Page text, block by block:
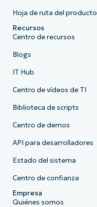
Hoja de ruta del producto
Recursos
Centro de recursos
Blogs
IT Hub
Centro de vídeos de TI
Biblioteca de scripts
Centro de demos
API para desarrolladores
Estado del sistema
Centro de confianza
Empresa
Quiénes somos